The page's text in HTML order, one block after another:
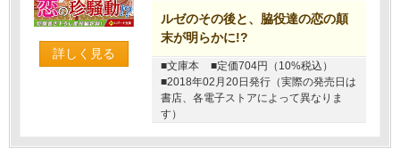
詳しく見る
ルゼのその後と、脇役達の恋の顛
末が明らかに!?
■文庫本
■定価704円（10%税込）
■2018年02月20日発行（実際の発売日は
書店、各電子ストアによって異なりま
す）